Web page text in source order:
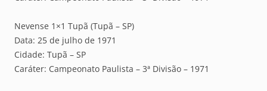
Nevense 1×1 Tupã (Tupã – SP)
Data: 25 de julho de 1971
Cidade: Tupã – SP
Caráter: Campeonato Paulista – 3ª Divisão – 1971